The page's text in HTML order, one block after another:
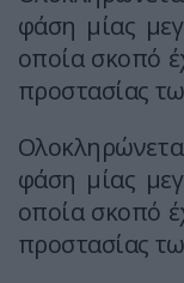
φάση μίας
οποία σκοπό
προστασίας
φάση μίας
οποία σκοπό
προστασίας